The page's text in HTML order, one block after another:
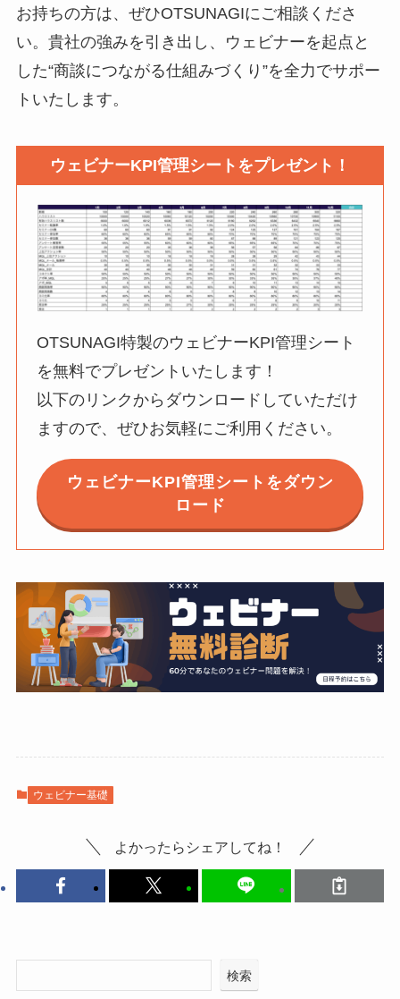
お持ちの方は、ぜひOTSUNAGIにご相談くださ
い。貴社の強みを引き出し、ウェビナーを起点と
した“商談につながる仕組みづくり”を全力でサポー
トいたします。
ウェビナーKPI管理シートをプレゼント！
OTSUNAGI特製のウェビナーKPI管理シート
を無料でプレゼントいたします！
以下のリンクからダウンロードしていただけ
ますので、ぜひお気軽にご利用ください。
ウェビナーKPI管理シートをダウン
ロード
ウェビナー基礎
よかったらシェアしてね！
検索